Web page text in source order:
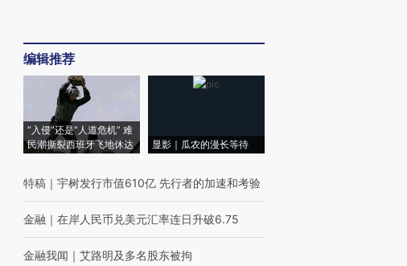
编辑推荐
“入侵”还是“人道危机” 难
民潮撕裂西班牙飞地休达
显影｜瓜农的漫长等待
特稿 ｜ 宇树发行市值610亿 先行者的加速和考验
金融 ｜ 在岸人民币兑美元汇率连日升破6.75
金融我闻 ｜ 艾路明及多名股东被拘